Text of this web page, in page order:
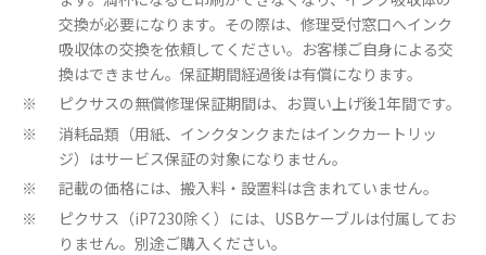
交換が必要になります。その際は、修理受付窓口へインク
吸収体の交換を依頼してください。お客様ご自身による交
換はできません。保証期間経過後は有償になります。
※ ピクサスの無償修理保証期間は、お買い上げ後1年間です。
※
消耗品類（用紙、インクタンクまたはインクカートリッ
ジ）はサービス保証の対象になりません。
※ 記載の価格には、搬入料・設置料は含まれていません。
※
ピクサス（iP7230除く）には、USBケーブルは付属してお
りません。別途ご購入ください。